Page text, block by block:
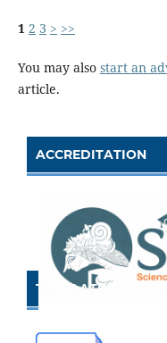
1 2 3 > >>
You may also start an
article.
ACCREDITATION
TEMPLATE